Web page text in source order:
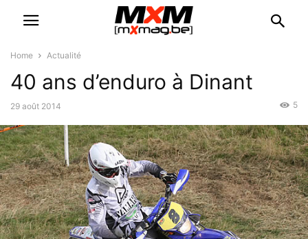
Home Actualité
40 ans d’enduro à Dinant
29 août 2014 5